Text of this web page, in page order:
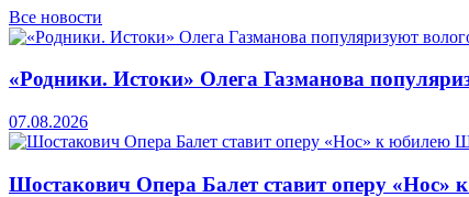
Все новости
«Родники. Истоки» Олега Газманова
07.08.2026
Шостакович Опера Балет ставит оперу «Нос»